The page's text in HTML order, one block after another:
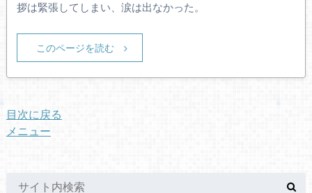
拶は緊張してしまい、涙は出なかった。
このページを読む
目次に戻る
メニュー